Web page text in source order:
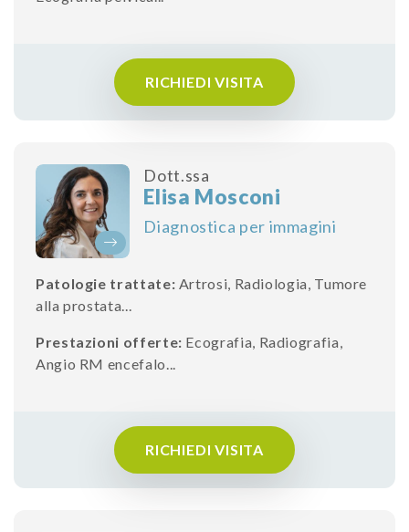
RICHIEDI VISITA
Dott.ssa
Elisa Mosconi
Diagnostica per immagini
Patologie trattate: Artrosi, Radiologia, Tumore
alla prostata...
Prestazioni offerte: Ecografia, Radiografia,
Angio RM encefalo...
RICHIEDI VISITA